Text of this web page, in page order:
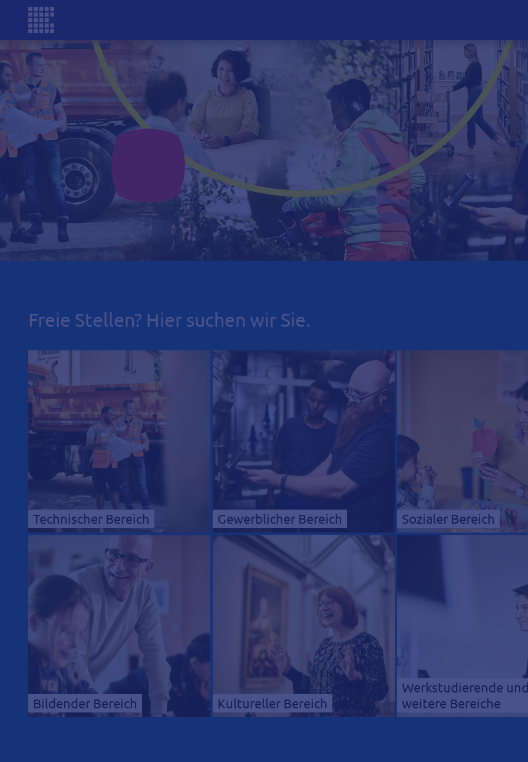
Freie Stellen? Hier suchen wir Sie.
Technischer Bereich Gewerblicher Bereich Sozialer Bereich
Bildender Bereich Kultureller Bereich
Werkstudierende
weitere Bereiche